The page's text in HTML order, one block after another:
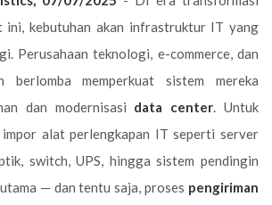
kebutuhan akan infrastruktur IT yang
Perusahaan teknologi, e-commerce, dan
berlomba memperkuat sistem mereka
dan modernisasi data center. Untuk
impor alat perlengkapan IT seperti server
switch, UPS, hingga sistem pendingin
— dan tentu saja, proses pengiriman